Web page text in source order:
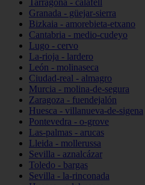
Tarragona - calafell
Granada - güejar-sierra
Bizkaia - amorebieta-etxano
Cantabria - medio-cudeyo
Lugo - cervo
La-rioja - lardero
León - molinaseca
Ciudad-real - almagro
Murcia - molina-de-segura
Zaragoza - fuendejalón
Huesca - villanueva-de-sigena
Pontevedra - o-grove
Las-palmas - arucas
Lleida - mollerussa
Sevilla - aznalcázar
Toledo - bargas
Sevilla - la-rinconada